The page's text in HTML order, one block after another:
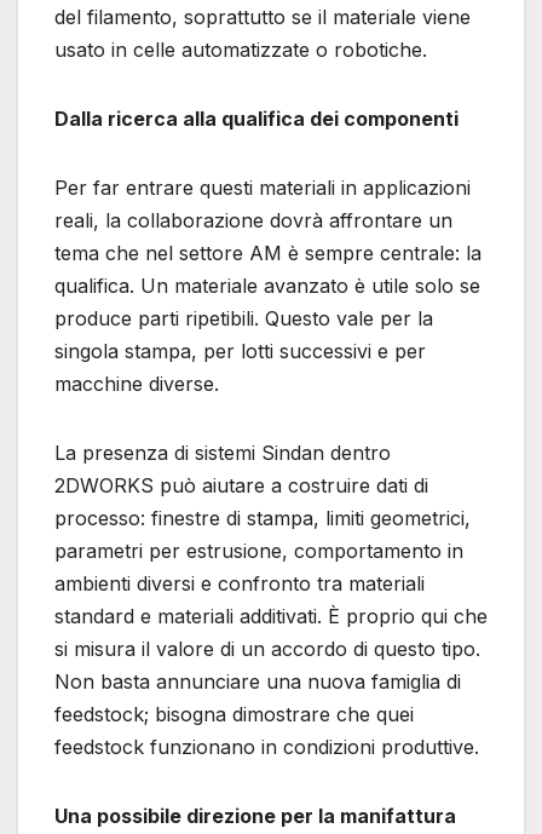
del filamento, soprattutto se il materiale viene
usato in celle automatizzate o robotiche.
Dalla ricerca alla qualifica dei componenti
Per far entrare questi materiali in applicazioni
reali, la collaborazione dovrà affrontare un
tema che nel settore AM è sempre centrale: la
qualifica. Un materiale avanzato è utile solo se
produce parti ripetibili. Questo vale per la
singola stampa, per lotti successivi e per
macchine diverse.
La presenza di sistemi Sindan dentro
2DWORKS può aiutare a costruire dati di
processo: finestre di stampa, limiti geometrici,
parametri per estrusione, comportamento in
ambienti diversi e confronto tra materiali
standard e materiali additivati. È proprio qui che
si misura il valore di un accordo di questo tipo.
Non basta annunciare una nuova famiglia di
feedstock; bisogna dimostrare che quei
feedstock funzionano in condizioni produttive.
Una possibile direzione per la manifattura